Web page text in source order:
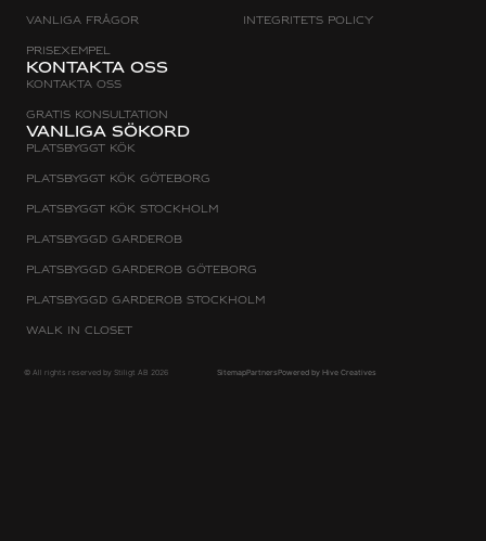
Vanliga sökord
Platsbyggt Kök
Platsbyggt kök Göteborg
Platsbyggt kök Stockholm
Platsbyggd Garderob
Platsbyggd Garderob Göteborg
Platsbyggd Garderob Stockholm
Walk in Closet
Vanliga frågor
Prisexempel
Kontakta oss
Kontakta oss
Gratis konsultation
Integritets policy
© All rights reserved by Stiligt AB 2026 SitemapPartnersPowered by Hive Creatives